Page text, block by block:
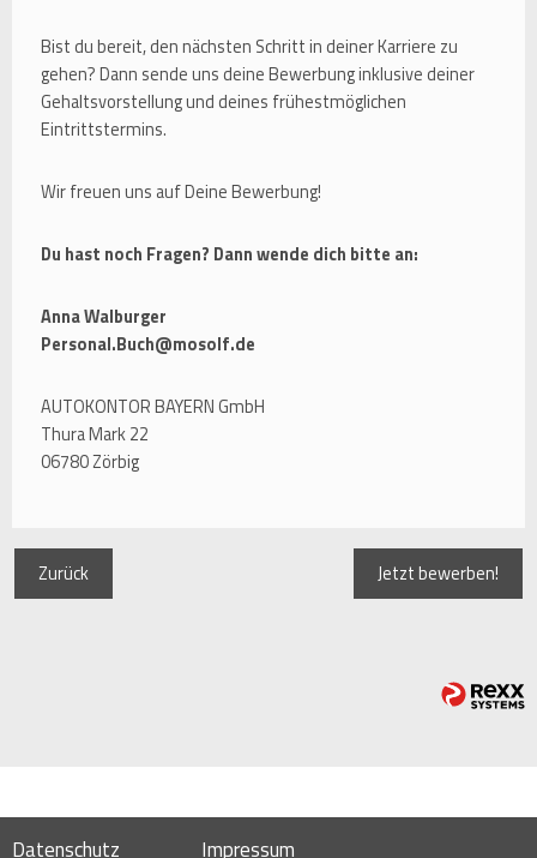
Bist du bereit, den nächsten Schritt in deiner Karriere zu
gehen? Dann sende uns deine Bewerbung inklusive deiner
Gehaltsvorstellung und deines frühestmöglichen
Eintrittstermins.
Wir freuen uns auf Deine Bewerbung!
Du hast noch Fragen? Dann wende dich bitte an:
Anna Walburger
Personal.Buch@mosolf.de
AUTOKONTOR BAYERN GmbH
Thura Mark 22
06780 Zörbig
Zurück Jetzt bewerben!
Datenschutz Impressum